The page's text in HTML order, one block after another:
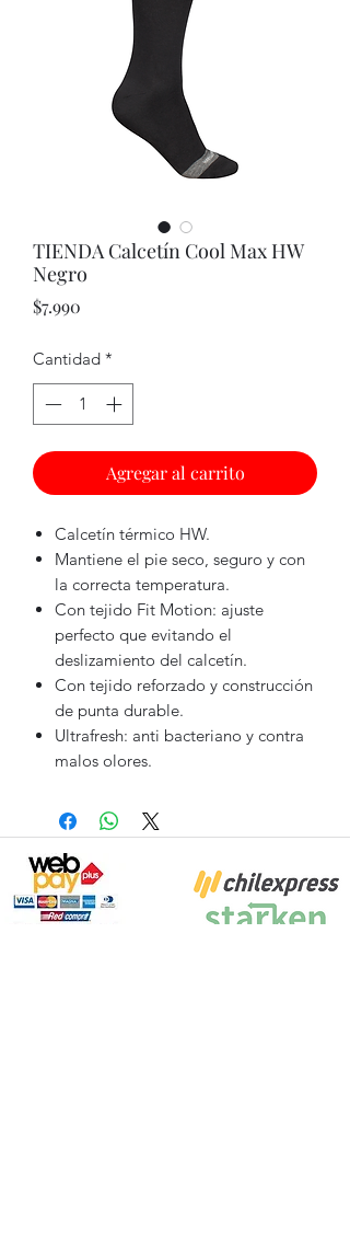
TIENDA Calcetín Cool Max HW
Negro
$7.990
Cantidad *
Agregar al carrito
Calcetín térmico HW.
Mantiene el pie seco, seguro y con
la correcta temperatura.
Con tejido Fit Motion: ajuste
perfecto que evitando el
deslizamiento del calcetín.
Con tejido reforzado y construcción
de punta durable.
Ultrafresh: anti bacteriano y contra
malos olores.